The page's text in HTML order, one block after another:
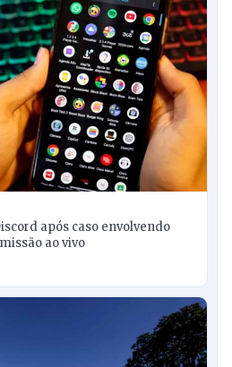
após caso envolvendo
ao vivo